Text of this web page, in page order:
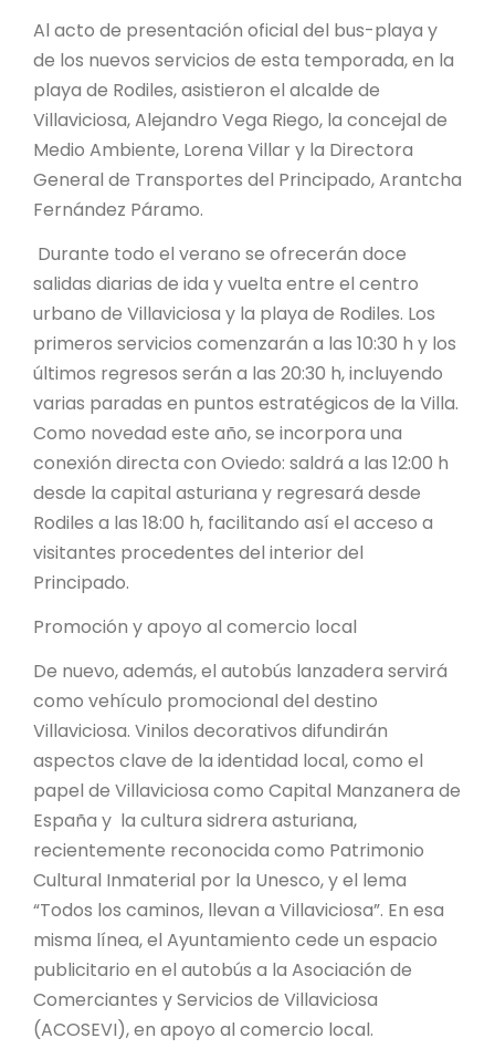
Al acto de presentación oficial del bus-playa y
de los nuevos servicios de esta temporada, en la
playa de Rodiles, asistieron el alcalde de
Villaviciosa, Alejandro Vega Riego, la concejal de
Medio Ambiente, Lorena Villar y la Directora
General de Transportes del Principado, Arantcha
Fernández Páramo.
Durante todo el verano se ofrecerán doce
salidas diarias de ida y vuelta entre el centro
urbano de Villaviciosa y la playa de Rodiles. Los
primeros servicios comenzarán a las 10:30 h y los
últimos regresos serán a las 20:30 h, incluyendo
varias paradas en puntos estratégicos de la Villa.
Como novedad este año, se incorpora una
conexión directa con Oviedo: saldrá a las 12:00 h
desde la capital asturiana y regresará desde
Rodiles a las 18:00 h, facilitando así el acceso a
visitantes procedentes del interior del
Principado.
Promoción y apoyo al comercio local
De nuevo, además, el autobús lanzadera servirá
como vehículo promocional del destino
Villaviciosa. Vinilos decorativos difundirán
aspectos clave de la identidad local, como el
papel de Villaviciosa como Capital Manzanera de
España y la cultura sidrera asturiana,
recientemente reconocida como Patrimonio
Cultural Inmaterial por la Unesco, y el lema
“Todos los caminos, llevan a Villaviciosa”. En esa
misma línea, el Ayuntamiento cede un espacio
publicitario en el autobús a la Asociación de
Comerciantes y Servicios de Villaviciosa
(ACOSEVI), en apoyo al comercio local.